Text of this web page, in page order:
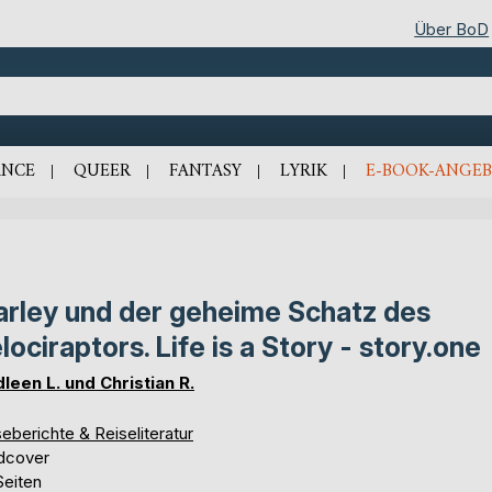
Über BoD
QUEER FANTASY LYRIK E-BOOK-
und der geheime Schatz des
Life is a Story - story.one
L. und Christian R.
& Reiseliteratur